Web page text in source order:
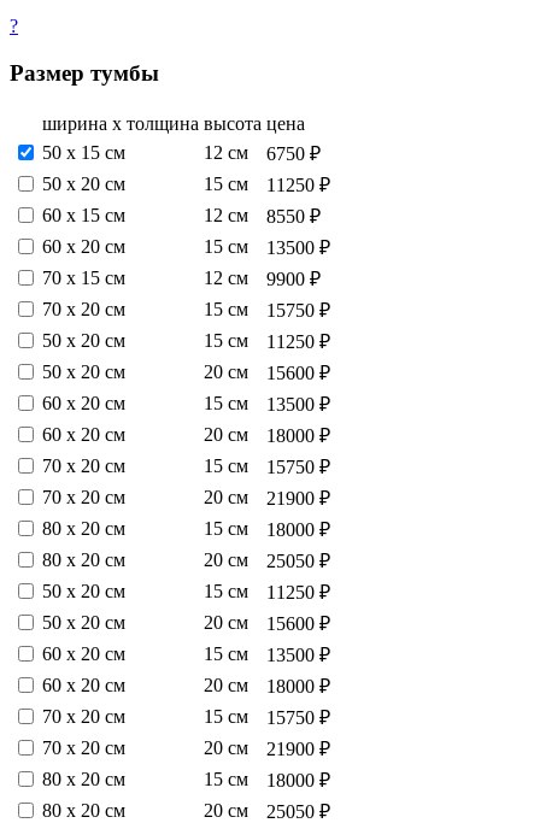
?
Размер тумбы
ширина х толщина высота цена
50 х 15 см
12 см
6750 ₽
50 х 20 см
15 см
11250 ₽
60 х 15 см
12 см
8550 ₽
60 х 20 см
15 см
13500 ₽
70 х 15 см
12 см
9900 ₽
70 х 20 см
15 см
15750 ₽
50 х 20 см
15 см
11250 ₽
50 х 20 см
20 см
15600 ₽
60 х 20 см
15 см
13500 ₽
60 х 20 см
20 см
18000 ₽
70 х 20 см
15 см
15750 ₽
70 х 20 см
20 см
21900 ₽
80 х 20 см
15 см
18000 ₽
80 х 20 см
20 см
25050 ₽
50 х 20 см
15 см
11250 ₽
50 х 20 см
20 см
15600 ₽
60 х 20 см
15 см
13500 ₽
60 х 20 см
20 см
18000 ₽
70 х 20 см
15 см
15750 ₽
70 х 20 см
20 см
21900 ₽
80 х 20 см
15 см
18000 ₽
80 х 20 см
20 см
25050 ₽